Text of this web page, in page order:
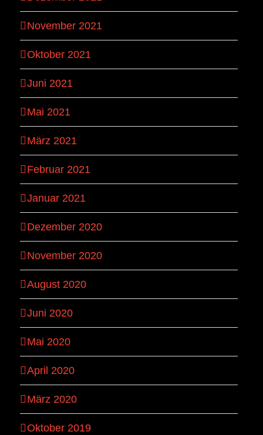
November 2021
Oktober 2021
Juni 2021
Mai 2021
März 2021
Februar 2021
Januar 2021
Dezember 2020
November 2020
August 2020
Juni 2020
Mai 2020
April 2020
März 2020
Oktober 2019